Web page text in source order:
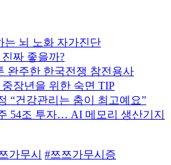
는 뇌 노화 자가진단
짜 좋을까?
완주한 한국전쟁 참전용사
장년을 위한 숙면 TIP
“건강관리는 춤이 최고예요”
54조 투자… AI 메모리 생산기지
가무시 #쯔쯔가무시증